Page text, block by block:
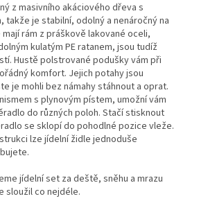
z masivního akáciového dřeva s
takže je stabilní, odolný a nenáročný na
rám z práškově lakované oceli,
kulatým PE ratanem, jsou tudíž
Hustě polstrované podušky vám při
komfort. Jejich potahy jsou
je mohli bez námahy stáhnout a oprat.
s plynovým pístem, umožní vám
do různých poloh. Stačí stisknout
se sklopí do pohodlné pozice vleže.
lze jídelní židle jednoduše
jídelní set za deště, sněhu a mrazu
sloužil co nejdéle.